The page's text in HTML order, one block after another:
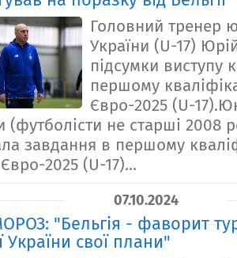
Головний тренер
України (U-17)
підсумки виступу
першому
Євро-2025 (U-
(футболісти не старші 2008
завдання в першому
2025 (U-17)...
07.10.2024
"Бельгія - фаворит
України свої плани"